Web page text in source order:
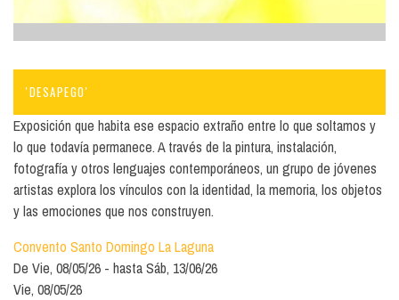
'DESAPEGO'
Exposición que habita ese espacio extraño entre lo que soltamos y
lo que todavía permanece. A través de la pintura, instalación,
fotografía y otros lenguajes contemporáneos, un grupo de jóvenes
artistas explora los vínculos con la identidad, la memoria, los objetos
y las emociones que nos construyen.
Convento Santo Domingo La Laguna
De Vie, 08/05/26 hastaSáb, 13/06/26
Vie, 08/05/26